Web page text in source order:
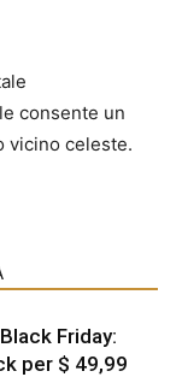
consente un
vicino celeste.
Friday:
per $ 49,99